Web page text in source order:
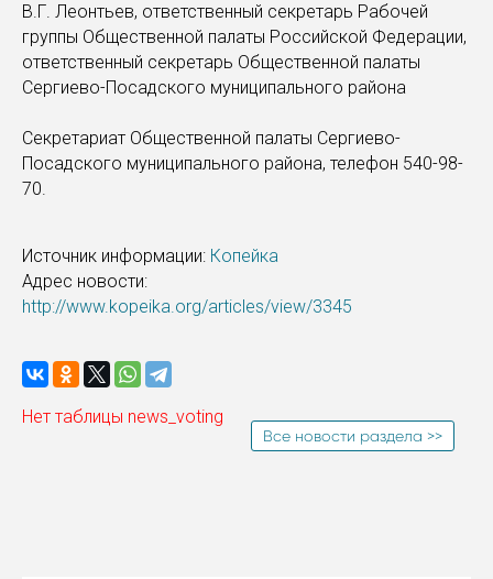
В.Г. Леонтьев, ответственный секретарь Рабочей
группы Общественной палаты Российской Федерации,
ответственный секретарь Общественной палаты
Сергиево-Посадского муниципального района
Секретариат Общественной палаты Сергиево-
Посадского муниципального района, телефон 540-98-
70.
Источник информации: Копейка
Адрес новости:
http://www.kopeika.org/articles/view/3345
Нет таблицы news_voting
Все новости раздела >>